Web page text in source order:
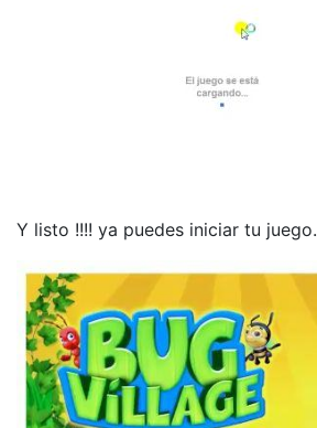
Y listo !!!! ya puedes iniciar tu juego.